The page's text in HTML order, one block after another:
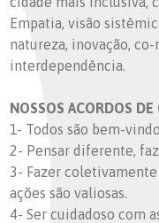
Empatia, visão
natureza, inovação,
interdependência.
NOSSOS ACORDOS DE
1- Todos são bem-
2- Pensar diferente,
3- Fazer
ações são valiosas.
4- Ser cuidadoso com